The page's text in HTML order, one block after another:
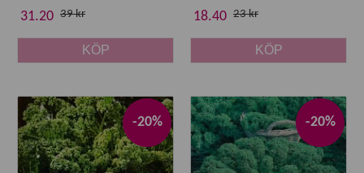
31.20 39 kr
KÖP
18.40 23 kr
KÖP
-20% -20%